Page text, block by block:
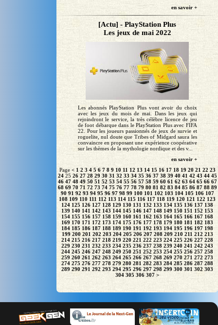
en savoir +
[Actu] - PlayStation Plus
Les jeux de mai 2022
Les abonnés PlayStation Plus vont avoir du choix
avec les jeux du mois de mai. Dans les jeux qui
rejoindront le service, la très célèbre licence de jeu
de foot débarque dans le PlayStation Plus avec FIFA
22. Pour les joueurs passionnés de jeux de survie et
roguelite, nul doute que Tribes of Midgard saura les
convaincre en proposant une expérience coopérative
sur les thèmes de la mythologie nordique et des v...
en savoir +
Page < 1 2 3 4 5 6 7 8 9 10 11 12 13 14 15 16 17 18 19 20 21 22 23
2425 26 27 28 29 30 31 32 33 34 35 36 37 38 39 40 41 42 43 44 45
46 47 48 49 50 51 52 53 54 55 56 57 58 59 60 61 62 63 64 65 66 67
68 69 70 71 72 73 74 75 76 77 78 79 80 81 82 83 84 85 86 87 88 89
90 91 92 93 94 95 96 97 98 99 100 101 102 103 104 105 106 107
108 109 110 111 112 113 114 115 116 117 118 119 120 121 122 123
124 125 126 127 128 129 130 131 132 133 134 135 136 137 138
139 140 141 142 143 144 145 146 147 148 149 150 151 152 153
154 155 156 157 158 159 160 161 162 163 164 165 166 167 168
169 170 171 172 173 174 175 176 177 178 179 180 181 182 183
184 185 186 187 188 189 190 191 192 193 194 195 196 197 198
199 200 201 202 203 204 205 206 207 208 209 210 211 212 213
214 215 216 217 218 219 220 221 222 223 224 225 226 227 228
229 230 231 232 233 234 235 236 237 238 239 240 241 242 243
244 245 246 247 248 249 250 251 252 253 254 255 256 257 258
259 260 261 262 263 264 265 266 267 268 269 270 271 272 273
274 275 276 277 278 279 280 281 282 283 284 285 286 287 288
289 290 291 292 293 294 295 296 297 298 299 300 301 302 303
304 305 306 307 >